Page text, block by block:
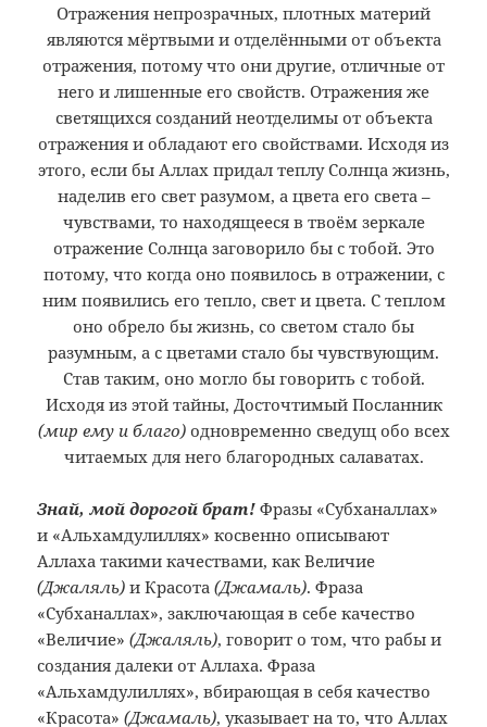
Отражения непрозрачных, плотных материй
являются мёртвыми и отделёнными от объекта
отражения, потому что они другие, отличные от
него и лишенные его свойств. Отражения же
светящихся созданий неотделимы от объекта
отражения и обладают его свойствами. Исходя из
этого, если бы Аллах придал теплу Солнца жизнь,
наделив его свет разумом, а цвета его света –
чувствами, то находящееся в твоём зеркале
отражение Солнца заговорило бы с тобой. Это
потому, что когда оно появилось в отражении, с
ним появились его тепло, свет и цвета. С теплом
оно обрело бы жизнь, со светом стало бы
разумным, а с цветами стало бы чувствующим.
Став таким, оно могло бы говорить с тобой.
Исходя из этой тайны, Досточтимый Посланник
(мир ему и благо)одновременно сведущ обо всех
читаемых для него благородных салаватах.
Знай, мой дорогой брат! Фразы «Субханаллах»
и «Альхамдулиллях» косвенно описывают
Аллаха такими качествами, как Величие
(Джаляль) и Красота(Джамаль). Фраза
«Субханаллах», заключающая в себе качество
«Величие»(Джаляль), говорит о том, что рабы и
создания далеки от Аллаха. Фраза
«Альхамдулиллях», вбирающая в себя качество
«Красота»(Джамаль), указывает на то, что Аллах